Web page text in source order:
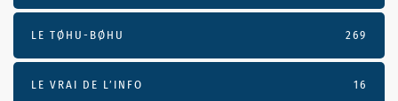
LE TØHU-BØHU 269
LE VRAI DE L’INFO 16